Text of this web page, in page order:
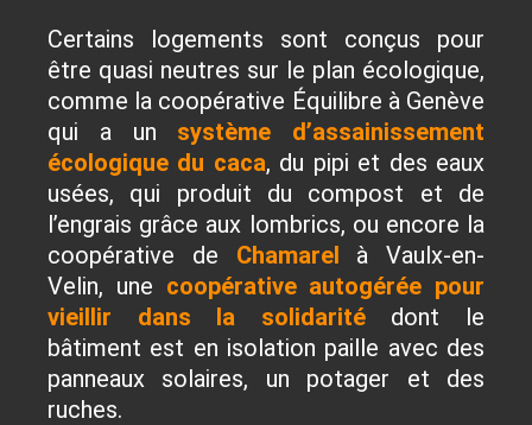
Certains logements sont conçus pour
être quasi neutres sur le plan écologique,
comme la coopérative Équilibre à Genève
qui a un système d’assainissement
écologique du caca, du pipi et des eaux
usées, qui produit du compost et de
l’engrais grâce aux lombrics, ou encore la
coopérative de Chamarel à Vaulx-en-
Velin, une coopérative autogérée pour
vieillir dans la solidaritédont le
bâtiment est en isolation paille avec des
panneaux solaires, un potager et des
ruches.